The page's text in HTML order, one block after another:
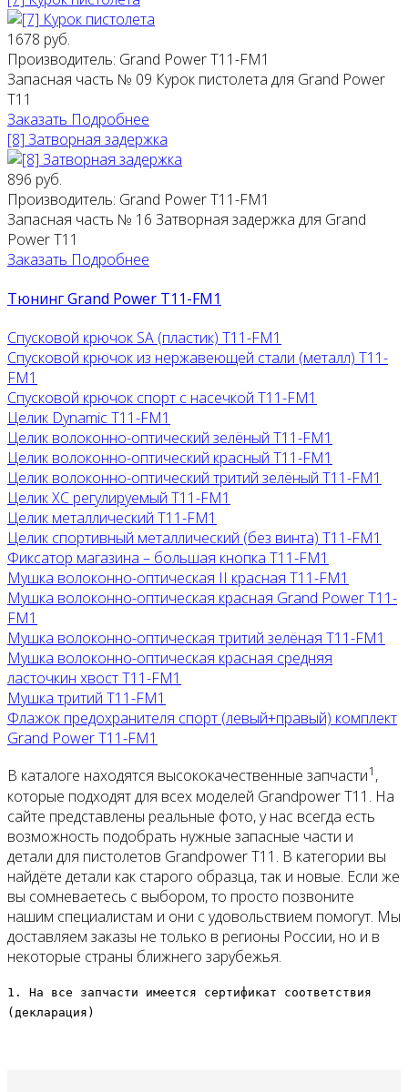
1678 руб.
Производитель: Grand Power T11-FM1
Запасная часть № 09 Курок пистолета для Grand Power
T11
Заказать Подробнее
[8] Затворная задержка
896 руб.
Производитель: Grand Power T11-FM1
Запасная часть № 16 Затворная задержка для Grand
Power T11
Заказать Подробнее
Тюнинг Grand Power T11-FM1
Спусковой крючок SA (пластик) T11-FM1
Спусковой крючок из нержавеющей стали (металл) T11-
FM1
Спусковой крючок спорт с насечкой T11-FM1
Целик Dynamic T11-FM1
Целик волоконно-оптический зелёный T11-FM1
Целик волоконно-оптический красный T11-FM1
Целик волоконно-оптический тритий зелёный T11-FM1
Целик ХС регулируемый T11-FM1
Целик металлический T11-FM1
Целик спортивный металлический (без винта) T11-FM1
Фиксатор магазина – большая кнопка T11-FM1
Мушка волоконно-оптическая II красная T11-FM1
Мушка волоконно-оптическая красная Grand Power T11-
FM1
Мушка волоконно-оптическая тритий зелёная T11-FM1
Мушка волоконно-оптическая красная средняя
ласточкин хвост T11-FM1
Мушка тритий T11-FM1
Флажок предохранителя спорт (левый+правый) комплект
Grand Power T11-FM1
В каталоге находятся высококачественные запчасти1 ,
которые подходят для всех моделей Grandpower T11. На
сайте представлены реальные фото, у нас всегда есть
возможность подобрать нужные запасные части и
детали для пистолетов Grandpower T11. В категории вы
найдёте детали как старого образца, так и новые. Если же
вы сомневаетесь с выбором, то просто позвоните
нашим специалистам и они с удовольствием помогут. Мы
доставляем заказы не только в регионы России, но и в
некоторые страны ближнего зарубежья.
1. На все запчасти имеется сертификат соответствия
(декларация)